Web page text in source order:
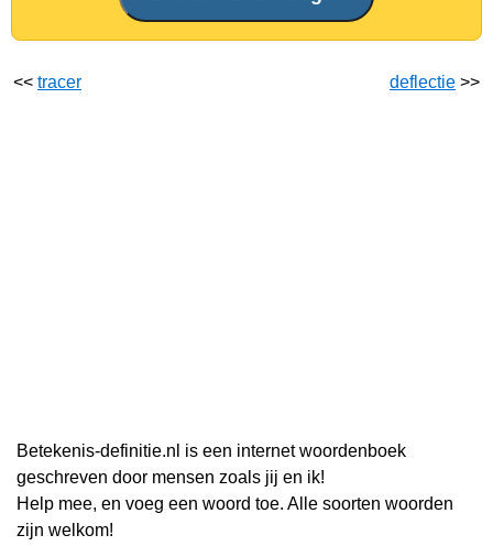
<< tracer deflectie >>
Betekenis-definitie.nl is een internet woordenboek
geschreven door mensen zoals jij en ik!
Help mee, en voeg een woord toe. Alle soorten woorden
zijn welkom!